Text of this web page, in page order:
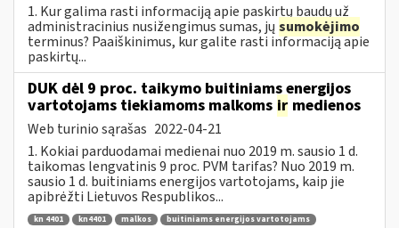
1. Kur galima rasti informaciją apie paskirtų baudų už
administracinius nusižengimus sumas, jų sumokėjimo
terminus? Paaiškinimus, kur galite rasti informaciją apie
paskirtų...
DUK dėl 9 proc. taikymo buitiniams energijos
vartotojams tiekiamoms malkoms ir medienos
Web turinio sąrašas 2022-04-21
1. Kokiai parduodamai medienai nuo 2019 m. sausio 1 d.
taikomas lengvatinis 9 proc. PVM tarifas? Nuo 2019 m.
sausio 1 d. buitiniams energijos vartotojams, kaip jie
apibrėžti Lietuvos Respublikos...
kn 4401 kn4401 malkos
buitiniams energijos vartotojams